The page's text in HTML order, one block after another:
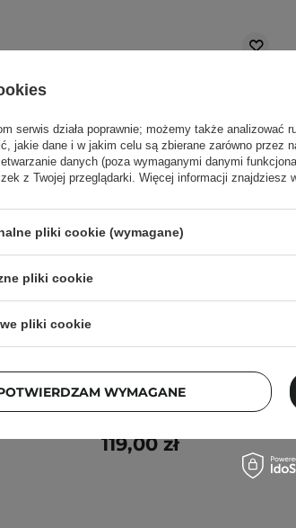
Cos De BAHA - P M.A Peptide Serum
Jumbo - Peptydowe Serum do Twarzy
- 60ml
119,00 zł
serwis działa poprawnie; możemy także analizować
jakie dane i w jakim celu są zbierane zarówno
danych (poza wymaganymi danymi
z Twojej przeglądarki. Więcej informacji znajdziesz
pliki cookie (wymagane)
pliki cookie
pliki cookie
WYMAGANE